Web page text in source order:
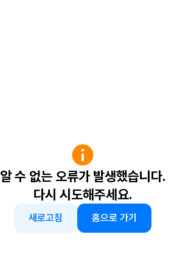
알 수 없는 오류가 발생했습니다.
다시 시도해주세요.
새로고침 홈으로 가기